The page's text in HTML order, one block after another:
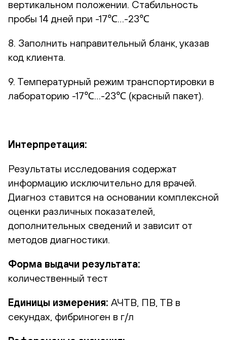
вертикальном положении. Стабильность
пробы 14 дней при -17℃…-23℃
8. Заполнить направительный бланк, указав
код клиента.
9. Температурный режим транспортировки в
лабораторию -17℃…-23℃ (красный пакет).
Интерпретация:
Результаты исследования содержат
информацию исключительно для врачей.
Диагноз ставится на основании комплексной
оценки различных показателей,
дополнительных сведений и зависит от
методов диагностики.
Форма выдачи результата:
количественный тест
Единицы измерения: АЧТВ, ПВ, ТВ в
секундах, фибриноген в г/л